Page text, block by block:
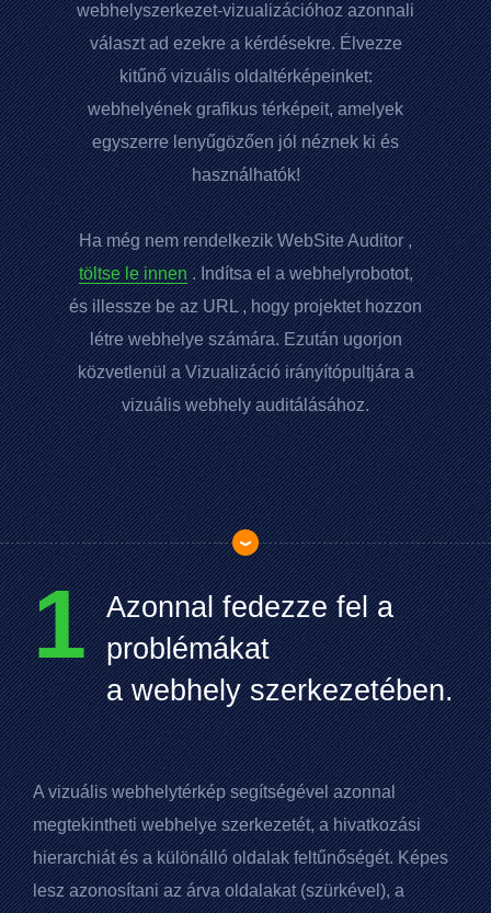
webhelyszerkezet-vizualizációhoz azonnali
választ ad ezekre a kérdésekre. Élvezze
kitűnő vizuális oldaltérképeinket:
webhelyének grafikus térképeit, amelyek
egyszerre lenyűgözően jól néznek ki és
használhatók!
Ha még nem rendelkezikWebSite Auditor,
töltse le innen. Indítsa el a webhelyrobotot,
és illessze be azURL, hogy projektet hozzon
létre webhelye számára. Ezután ugorjon
közvetlenül a Vizualizáció irányítópultjára a
vizuális webhely auditálásához.
1 Azonnal fedezze fel a
problémákat
a webhely szerkezetében.
A vizuális webhelytérkép segítségével azonnal
megtekintheti webhelye szerkezetét, a hivatkozási
hierarchiát és a különálló oldalak feltűnőségét. Képes
lesz azonosítani az árva oldalakat (szürkével), a